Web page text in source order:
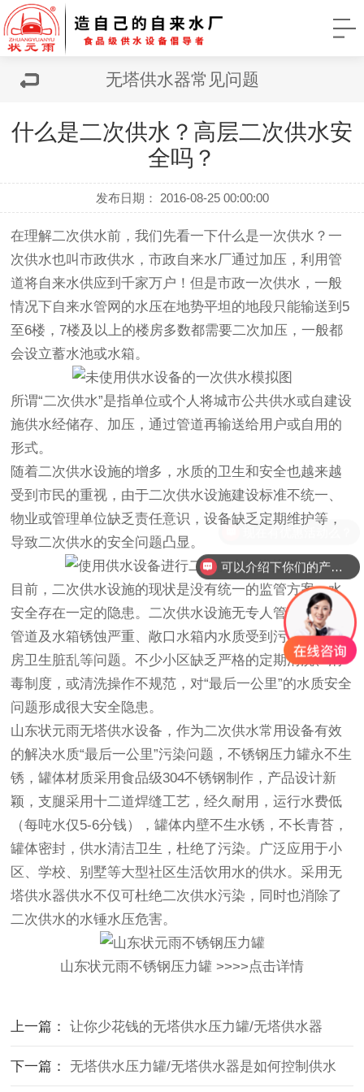
无塔供水器常见问题
什么是二次供水？高层二次供水安
全吗？
发布日期： 2016-08-25 00:00:00
在理解二次供水前，我们先看一下什么是一次供水？一
次供水也叫市政供水，市政自来水厂通过加压，利用管
道将自来水供应到千家万户！但是市政一次供水，一般
情况下自来水管网的水压在地势平坦的地段只能输送到5
至6楼，7楼及以上的楼房多数都需要二次加压，一般都
会设立蓄水池或水箱。
所谓“二次供水”是指单位或个人将城市公共供水或自建设
施供水经储存、加压，通过管道再输送给用户或自用的
形式。
随着二次供水设施的增多，水质的卫生和安全也越来越
受到市民的重视，由于二次供水设施建设标准不统一、
物业或管理单位缺乏责任意识，设备缺乏定期维护等，
导致二次供水的安全问题凸显。
目前，二次供水设施的现状是没有统一的监管方案，水
安全存在一定的隐患。二次供水设施无专人管理维护、
管道及水箱锈蚀严重、敞口水箱内水质受到污染、水泵
房卫生脏乱等问题。不少小区缺乏严格的定期清洗、消
毒制度，或清洗操作不规范，对“最后一公里”的水质安全
问题形成很大安全隐患。
山东状元雨无塔供水设备 ，作为二次供水常用设备有效
的解决水质“最后一公里”污染问题，不锈钢压力罐永不生
锈，罐体材质采用食品级304不锈钢制作，产品设计新
颖，支腿采用十二道焊缝工艺，经久耐用，运行水费低
（每吨水仅5-6分钱），罐体内壁不生水锈，不长青苔，
罐体密封，供水清洁卫生，杜绝了污染。广泛应用于小
区、学校、别墅等大型社区生活饮用水的供水。采用 无
塔供水器供水不仅可杜绝二次供水污染，同时也消除了
二次供水的水锤水压危害。
山东状元雨不锈钢压力罐 >>>>点击详情
上一篇：让你少花钱的无塔供水压力罐/无塔供水器
下一篇： 无塔供水压力罐/无塔供水器是如何控制供水
可以介绍下你们的产品么？